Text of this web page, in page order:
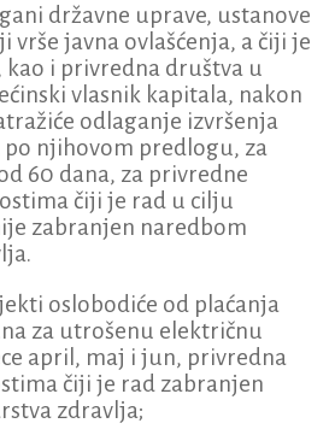
državne uprave, ustanove
javna ovlašćenja, a čiji je
kao i privredna društva u
vlasnik kapitala, nakon
odlaganje izvršenja
njihovom predlogu, za
60 dana, za privredne
čiji je rad u cilju
zabranjen naredbom
oslobodiće od plaćanja
za utrošenu električnu
april, maj i jun, privredna
čiji je rad zabranjen
zdravlja;